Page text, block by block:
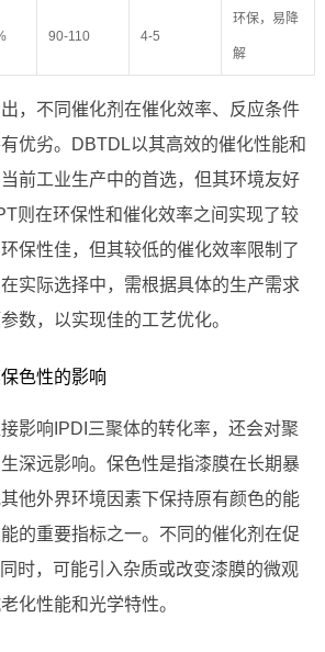
90-110 4-5
环保，易降
解
，不同催化剂在催化效率、反应条件
优劣。DBTDL以其高效的催化性能和
前工业生产中的首选，但其环境友好
则在环保性和催化效率之间实现了较
保性佳，但其较低的催化效率限制了
实际选择中，需根据具体的生产需求
数，以实现佳的工艺优化。
色性的影响
影响IPDI三聚体的转化率，还会对聚
深远影响。保色性是指漆膜在长期暴
他外界环境因素下保持原有颜色的能
的重要指标之一。不同的催化剂在促
时，可能引入杂质或改变漆膜的微观
化性能和光学特性。